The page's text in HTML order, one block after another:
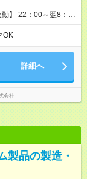
】 22：00～翌8：
す。 ※曜日固定（毎
OK
詳細へ
会社
製品の製造・